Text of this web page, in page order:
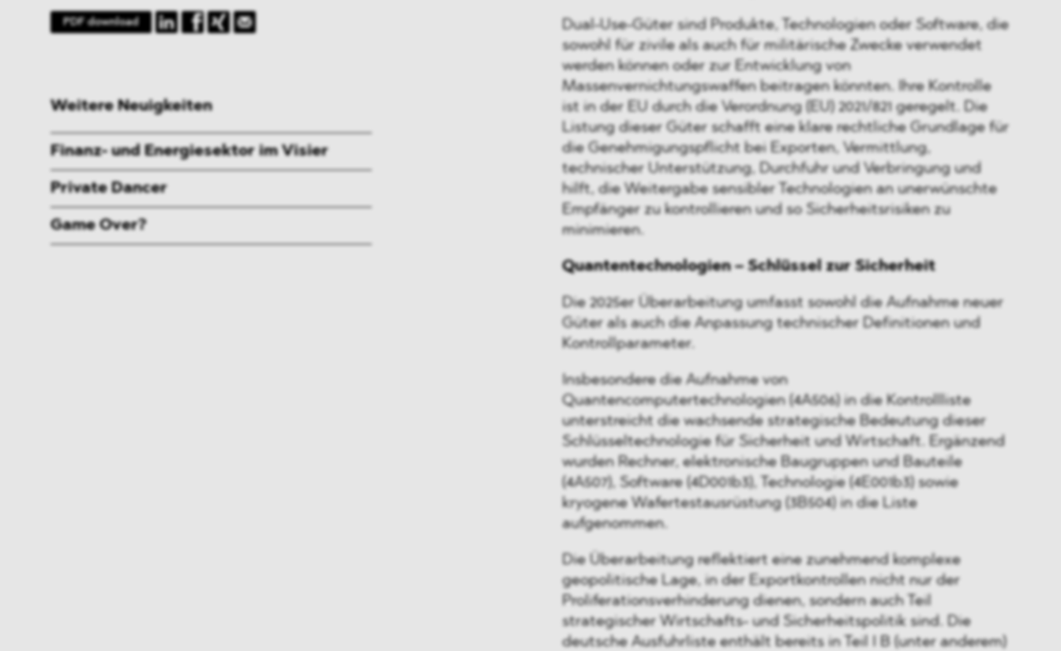
PDF download
Dual-Use-Güter sind Produkte, Technologien oder Software, die
sowohl für zivile als auch für militärische Zwecke verwendet
werden können oder zur Entwicklung von
Massenvernichtungswaffen beitragen könnten. Ihre Kontrolle
ist in der EU durch die Verordnung (EU) 2021/821 geregelt. Die
Listung dieser Güter schafft eine klare rechtliche Grundlage für
die Genehmigungspflicht bei Exporten, Vermittlung,
technischer Unterstützung, Durchfuhr und Verbringung und
hilft, die Weitergabe sensibler Technologien an unerwünschte
Empfänger zu kontrollieren und so Sicherheitsrisiken zu
minimieren.
Quantentechnologien – Schlüssel zur Sicherheit
Die 2025er Überarbeitung umfasst sowohl die Aufnahme neuer
Güter als auch die Anpassung technischer Definitionen und
Kontrollparameter.
Insbesondere die Aufnahme von
Quantencomputertechnologien (4A506) in die Kontrollliste
unterstreicht die wachsende strategische Bedeutung dieser
Schlüsseltechnologie für Sicherheit und Wirtschaft. Ergänzend
wurden Rechner, elektronische Baugruppen und Bauteile
(4A507), Software (4D001b3), Technologie (4E001b3) sowie
kryogene Wafertestausrüstung (3B504) in die Liste
aufgenommen.
Die Überarbeitung reflektiert eine zunehmend komplexe
geopolitische Lage, in der Exportkontrollen nicht nur der
Proliferationsverhinderung dienen, sondern auch Teil
strategischer Wirtschafts- und Sicherheitspolitik sind. Die
deutsche Ausfuhrliste enthält bereits in Teil I B (unter anderem)
Weitere Neuigkeiten
Finanz- und Energiesektor im Visier
Private Dancer
Game Over?